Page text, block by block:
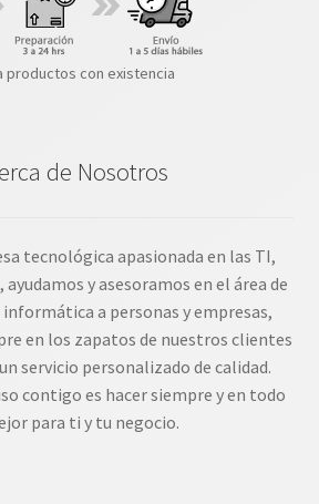
productos con existencia
de Nosotros
tecnológica apasionada en las TI,
y asesoramos en el área de
a personas y empresas,
en los zapatos de nuestros clientes
servicio personalizado de calidad.
contigo es hacer siempre y en todo
para ti y tu negocio.